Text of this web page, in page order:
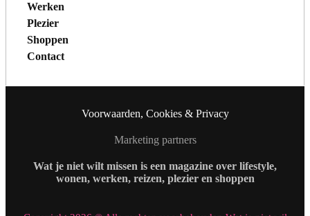
Werken
Plezier
Shoppen
Contact
Voorwaarden, Cookies & Privacy
Marketing partners
Wat je niet wilt missen is een magazine over lifestyle,
wonen, werken, reizen, plezier en shoppen